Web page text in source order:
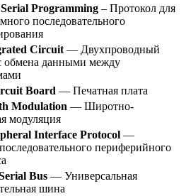
Programming – Протокол для
последовательного
Circuit — Двухпроводный
обмена данными между
Board — Печатная плата
Modulation — Широтно-
модуляция
Interface Protocol —
периферийного
Bus — Универсальная
шина